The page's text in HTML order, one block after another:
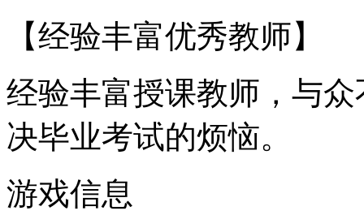
【经验丰富优秀教师】
经验丰富授课教师，与
决毕业考试的烦恼。
游戏信息